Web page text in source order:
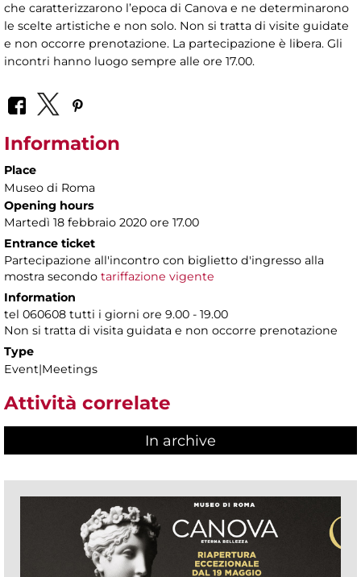
che caratterizzarono l’epoca di Canova e ne determinarono
le scelte artistiche e non solo. Non si tratta di visite guidate
e non occorre prenotazione. La partecipazione è libera. Gli
incontri hanno luogo sempre alle ore 17.00.
Information
Place
Museo di Roma
Opening hours
Martedì 18 febbraio 2020 ore 17.00
Entrance ticket
Partecipazione all'incontro con biglietto d'ingresso alla
mostra secondo tariffazione vigente
Information
tel 060608 tutti i giorni ore 9.00 - 19.00
Non si tratta di visita guidata e non occorre prenotazione
Type
Event|Meetings
Attività correlate
In archive